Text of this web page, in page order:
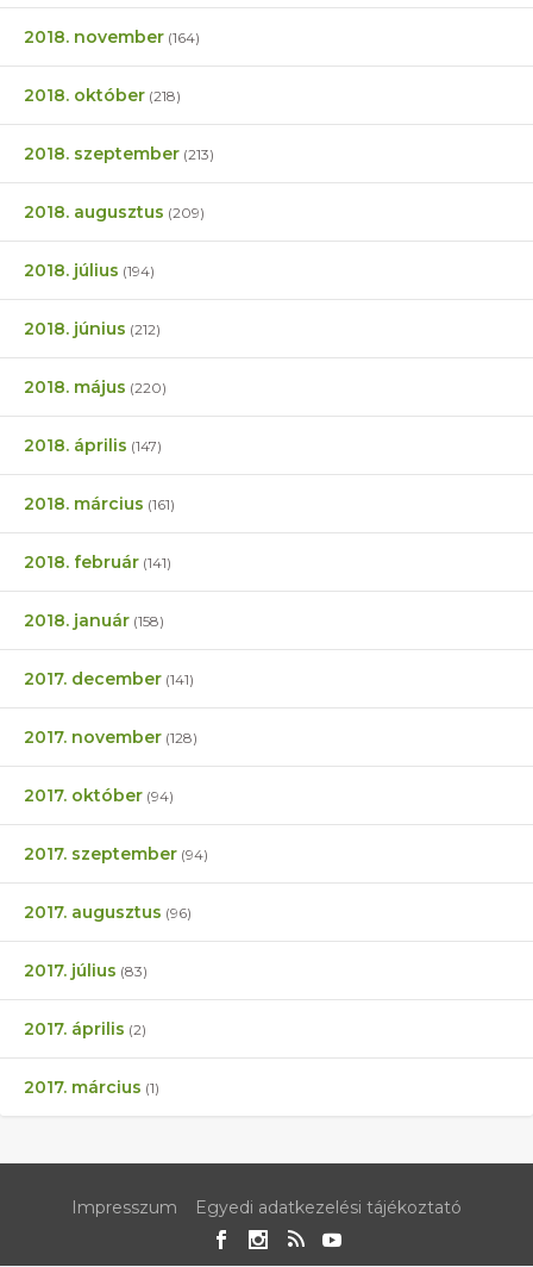
2018. november (164)
2018. október (218)
2018. szeptember (213)
2018. augusztus (209)
2018. július (194)
2018. június (212)
2018. május (220)
2018. április (147)
2018. március (161)
2018. február (141)
2018. január (158)
2017. december (141)
2017. november (128)
2017. október (94)
2017. szeptember (94)
2017. augusztus (96)
2017. július (83)
2017. április (2)
2017. március (1)
Impresszum Egyedi adatkezelési tájékoztató